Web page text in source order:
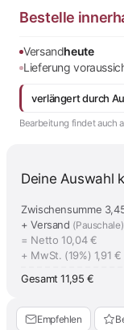
Bestelle
Versandheute
Lieferung
verlängert durch
Bearbeitung findet auch
Deine Auswahl
Zwischensumme
+ Versand (Pauschale)
= Netto 10,04 €
+ MwSt. (19%) 1,91 €
Gesamt 11,95 €
Empfehlen